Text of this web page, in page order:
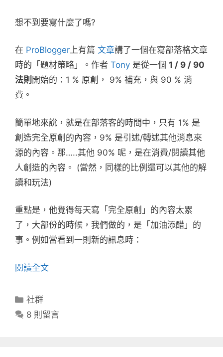
想不到要寫什麼了嗎?
在 ProBlogger上有篇 文章講了一個在寫部落格文章
時的「題材策略」。作者 Tony 是從一個 1 / 9 / 90
法則 開始的：1 % 原創， 9% 補充，與 90 % 消
費。
簡單地來說，就是在部落客的時間中，只有 1% 是
創造完全原創的內容，9% 是引述/轉述其他消息來
源的內容。那…..其他 90% 呢，是在消費/閱讀其他
人創造的內容。 (當然，同樣的比例還可以其他的解
讀和玩法)
重點是，他覺得每天寫「完全原創」的內容太累
了，大部份的時候，我們做的，是「加油添醋」的
事。例如當看到一則新的訊息時：
閱讀全文
分
類
社群
8 則留言